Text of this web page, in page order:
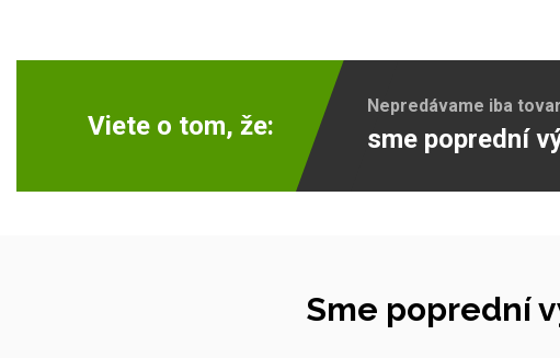
Viete o tom, že:
Nepredávame iba
sme poprední
Sme poprední